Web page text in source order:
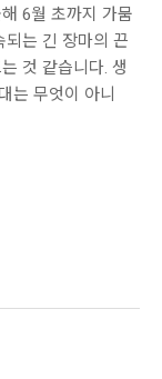
6월 초까지 가뭄
는 긴 장마의 끈
것 같습니다. 생
는 무엇이 아니